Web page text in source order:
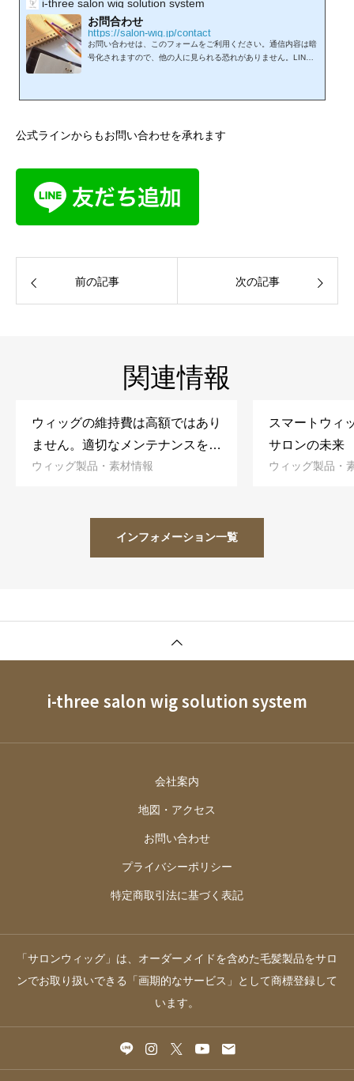
i-three salon wig solution system
お問合わせ
https://salon-wig.jp/contact
お問い合わせは、このフォームをご利用ください。通信内容は暗
号化されますので、他の人に見られる恐れがありません。LINE
公式ラインからもお問い合わせを承れます
前の記事 次の記事
関連情報
ウィッグの維持費は高額ではあり
ません。適切なメンテナンスを適
正料金で！
ウィッグ製品・素材情報
スマートウィ
サロンの未来
ウィッグ製品・
インフォメーション一覧
i-three salon wig solution system
会社案内
地図・アクセス
お問い合わせ
プライバシーポリシー
特定商取引法に基づく表記
「サロンウィッグ」は、オーダーメイドを含めた毛髪製品をサロ
ンでお取り扱いできる「画期的なサービス」として商標登録して
います。